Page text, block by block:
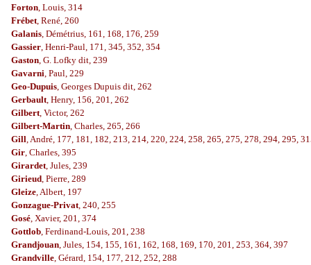
Forton, Louis, 314
Frébet, René, 260
Galanis, Démétrius, 161, 168, 176, 259
Gassier, Henri-Paul, 171, 345, 352, 354
Gaston, G. Lofky dit, 239
Gavarni, Paul, 229
Geo-Dupuis, Georges Dupuis dit, 262
Gerbault, Henry, 156, 201, 262
Gilbert, Victor, 262
Gilbert-Martin, Charles, 265, 266
Gill, André, 177, 181, 182, 213, 214, 220, 224, 258, 265, 275, 278, 294, 295,
Gir, Charles, 395
Girardet, Jules, 239
Girieud, Pierre, 289
Gleize, Albert, 197
Gonzague-Privat, 240, 255
Gosé, Xavier, 201, 374
Gottlob, Ferdinand-Louis, 201, 238
Grandjouan, Jules, 154, 155, 161, 162, 168, 169, 170, 201, 253, 364, 397
Grandville, Gérard, 154, 177, 212, 252, 288